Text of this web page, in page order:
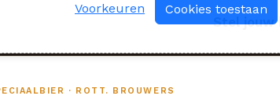
Stel jouw
· ROTT. BROUWERS
Voorkeuren Cookies toestaan